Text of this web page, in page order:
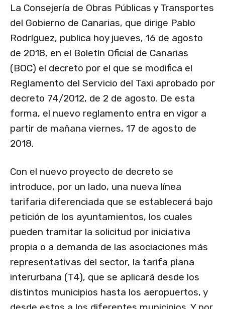
La Consejería de Obras Públicas y Transportes
del Gobierno de Canarias, que dirige Pablo
Rodríguez, publica hoy jueves, 16 de agosto
de 2018, en el Boletín Oficial de Canarias
(BOC) el decreto por el que se modifica el
Reglamento del Servicio del Taxi aprobado por
decreto 74/2012, de 2 de agosto. De esta
forma, el nuevo reglamento entra en vigor a
partir de mañana viernes, 17 de agosto de
2018.
Con el nuevo proyecto de decreto se
introduce, por un lado, una nueva línea
tarifaria diferenciada que se establecerá bajo
petición de los ayuntamientos, los cuales
pueden tramitar la solicitud por iniciativa
propia o a demanda de las asociaciones más
representativas del sector, la tarifa plana
interurbana (T4), que se aplicará desde los
distintos municipios hasta los aeropuertos, y